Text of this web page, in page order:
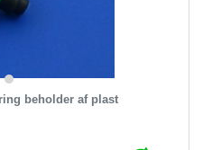
beholder af plast